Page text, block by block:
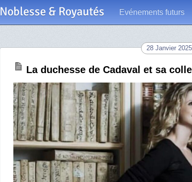
Noblesse & Royautés Evénements futurs
28 Janvier 2025
La duchesse de Cadaval et sa